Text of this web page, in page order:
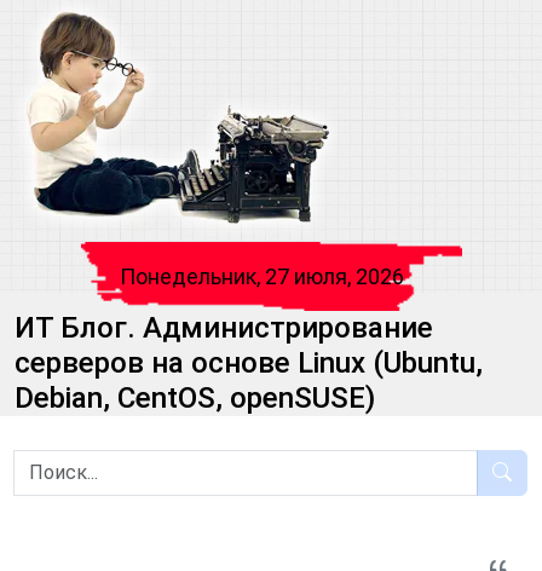
Понедельник, 27 июля, 2026
ИТ Блог. Администрирование
серверов на основе Linux (Ubuntu,
Debian, CentOS, openSUSE)